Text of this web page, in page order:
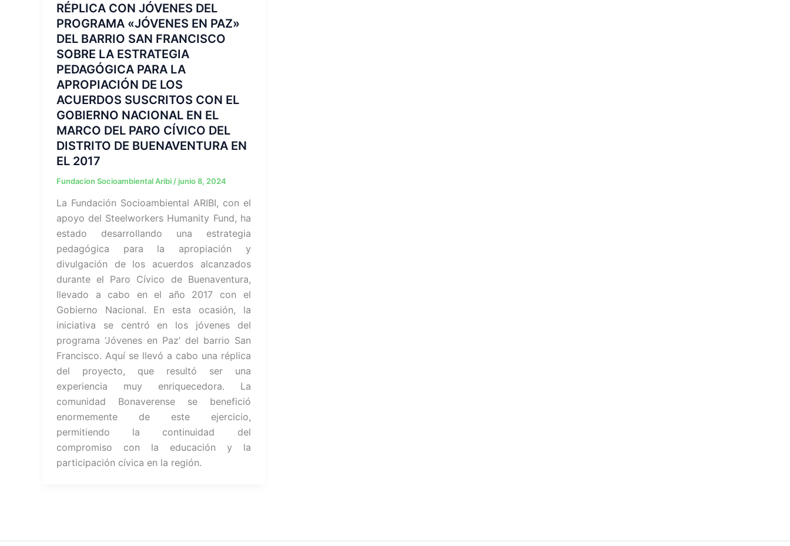
RÉPLICA CON JÓVENES DEL
PROGRAMA «JÓVENES EN PAZ»
DEL BARRIO SAN FRANCISCO
SOBRE LA ESTRATEGIA
PEDAGÓGICA PARA LA
APROPIACIÓN DE LOS
ACUERDOS SUSCRITOS CON EL
GOBIERNO NACIONAL EN EL
MARCO DEL PARO CÍVICO DEL
DISTRITO DE BUENAVENTURA EN
EL 2017
Fundacion Socioambiental Aribi / junio 8, 2024
La Fundación Socioambiental ARIBI, con el
apoyo del Steelworkers Humanity Fund, ha
estado desarrollando una estrategia
pedagógica para la apropiación y
divulgación de los acuerdos alcanzados
durante el Paro Cívico de Buenaventura,
llevado a cabo en el año 2017 con el
Gobierno Nacional. En esta ocasión, la
iniciativa se centró en los jóvenes del
programa ‘Jóvenes en Paz’ del barrio San
Francisco. Aquí se llevó a cabo una réplica
del proyecto, que resultó ser una
experiencia muy enriquecedora. La
comunidad Bonaverense se benefició
enormemente de este ejercicio,
permitiendo la continuidad del
compromiso con la educación y la
participación cívica en la región.